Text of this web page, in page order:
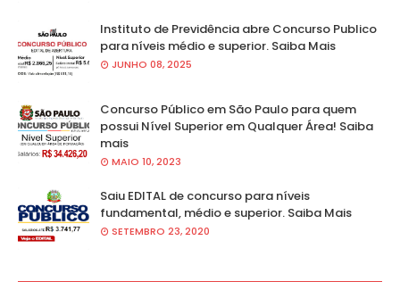
Instituto de Previdência abre Concurso Publico
para níveis médio e superior. Saiba Mais
JUNHO 08, 2025
Concurso Público em São Paulo para quem
possui Nível Superior em Qualquer Área! Saiba
mais
MAIO 10, 2023
Saiu EDITAL de concurso para níveis
fundamental, médio e superior. Saiba Mais
SETEMBRO 23, 2020